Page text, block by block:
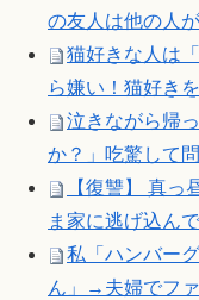
の友人は他の人
猫好きな人は
ら嫌い！猫好き
泣きながら帰
か？」吃驚して
【復讐】 真っ
ま家に逃げ込ん
私「ハンバー
ん」→夫婦でフ